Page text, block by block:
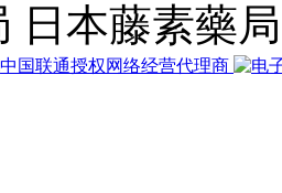
日本藤素藥